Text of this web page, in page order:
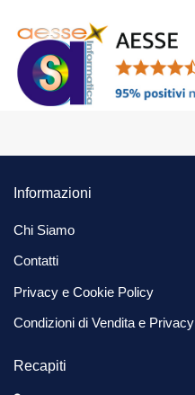
Informazioni
Chi Siamo
Contatti
Privacy e Cookie Policy
Condizioni di Vendita e Privacy
Recapiti